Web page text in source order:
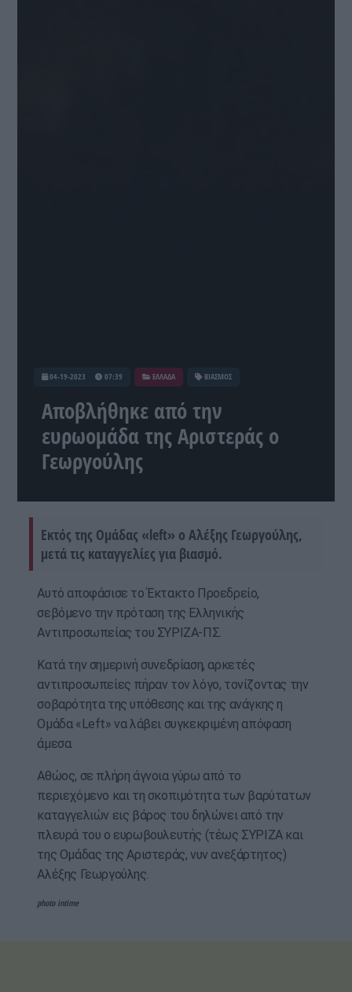
04-19-2023 07:39 ΕΛΛΑΔΑ ΒΙΑΣΜΟΣ
Αποβλήθηκε από την
ευρωομάδα της Αριστεράς ο
Γεωργούλης
Εκτός της Ομάδας «left» ο Αλέξης Γεωργούλης,
μετά τις καταγγελίες για βιασμό.
Αυτό αποφάσισε το Έκτακτο Προεδρείο,
σεβόμενο την πρόταση της Ελληνικής
Αντιπροσωπείας του ΣΥΡΙΖΑ-ΠΣ.
Κατά την σημερινή συνεδρίαση, αρκετές
αντιπροσωπείες πήραν τον λόγο, τονίζοντας την
σοβαρότητα της υπόθεσης και της ανάγκης η
Ομάδα «Left» να λάβει συγκεκριμένη απόφαση
άμεσα.
Αθώος, σε πλήρη άγνοια γύρω από το
περιεχόμενο και τη σκοπιμότητα των βαρύτατων
καταγγελιών εις βάρος του δηλώνει από την
πλευρά του ο ευρωβουλευτής (τέως ΣΥΡΙΖΑ και
της Ομάδας της Αριστεράς, νυν ανεξάρτητος)
Αλέξης Γεωργούλης.
photo intime